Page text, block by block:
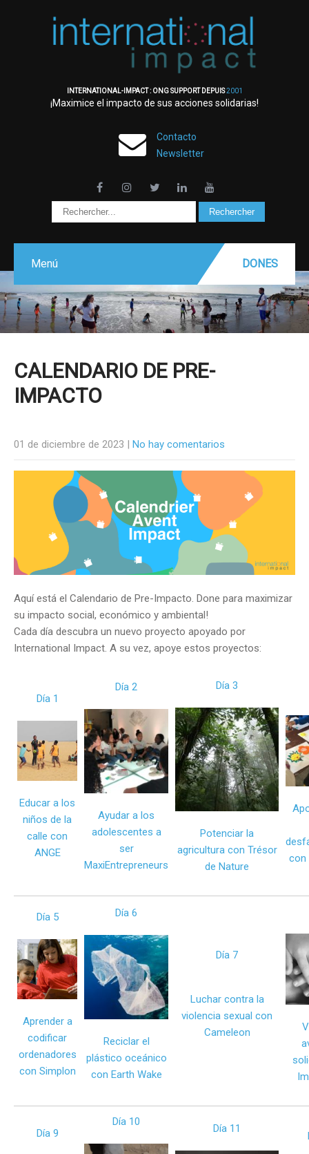
INTERNATIONAL-IMPACT : ONG SUPPORT DEPUIS2001
¡Maximice el impacto de sus acciones solidarias!
Contacto
Newsletter
Menú DONES
CALENDARIO DE PRE-
IMPACTO
01 de diciembre de 2023 No hay comentarios
Aquí está el Calendario de Pre-Impacto. Done para maximizar
su impacto social, económico y ambiental!
Cada día descubra un nuevo proyecto apoyado por
International Impact. A su vez, apoye estos proyectos:
Día 1
Educar a los
niños de la
calle con
ANGE
Día 2
Ayudar a los
adolescentes a
ser
MaxiEntrepreneurs
Día 3
Potenciar la
agricultura con Trésor
de Nature
con
Día 5
Aprender a
codificar
ordenadores
con Simplon
Día 6
Reciclar el
plástico oceánico
con Earth Wake
Día 7
Luchar contra la
violencia sexual con
Cameleon
Día 9
Día 10
Día 11